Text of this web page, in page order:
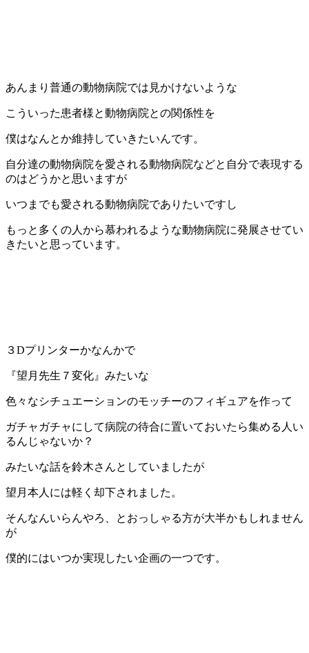
あんまり普通の動物病院では見かけないような
こういった患者様と動物病院との関係性を
僕はなんとか維持していきたいんです。
自分達の動物病院を愛される動物病院などと自分で表現する
のはどうかと思いますが
いつまでも愛される動物病院でありたいですし
もっと多くの人から慕われるような動物病院に発展させてい
きたいと思っています。
３Dプリンターかなんかで
『望月先生７変化』みたいな
色々なシチュエーションのモッチーのフィギュアを作って
ガチャガチャにして病院の待合に置いておいたら集める人い
るんじゃないか？
みたいな話を鈴木さんとしていましたが
望月本人には軽く却下されました。
そんなんいらんやろ、とおっしゃる方が大半かもしれません
が
僕的にはいつか実現したい企画の一つです。